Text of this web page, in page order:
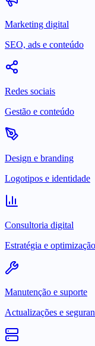
Marketing digital
SEO, ads e conteúdo
Redes sociais
Gestão e conteúdo
Design e branding
Logotipos e identidade
Consultoria digital
Estratégia e optimização
Manutenção e suporte
Actualizações e